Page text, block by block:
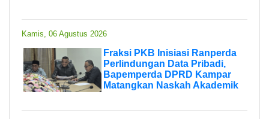
Kamis, 06 Agustus 2026
Fraksi PKB Inisiasi Ranperda
Perlindungan Data Pribadi,
Bapemperda DPRD Kampar
Matangkan Naskah Akademik